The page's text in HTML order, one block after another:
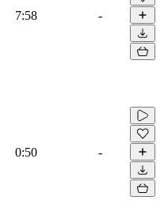
7:58 -
0:50 -